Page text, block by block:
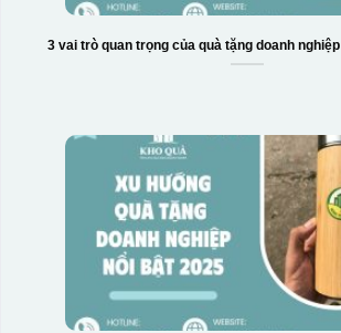
3 vai trò quan trọng của quà tặng doanh